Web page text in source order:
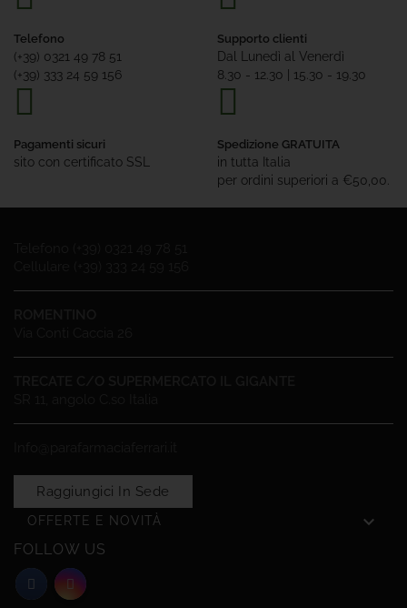
Telefono
(+39) 0321 49 78 51
(+39) 333 24 59 156
Supporto clienti
Dal Lunedì al Venerdì
8.30 - 12.30 | 15.30 - 19.30
Pagamenti sicuri
sito con certificato SSL
Spedizione GRATUITA
in tutta Italia
per ordini superiori a €50,00.
Raggiungici In Sede
OFFERTE E NOVITÀ 
FOLLOW US